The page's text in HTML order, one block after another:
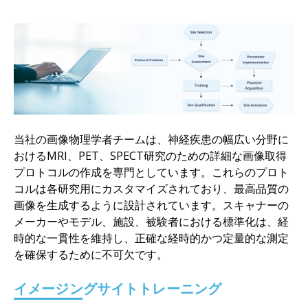
当社の画像物理学者チームは、神経疾患の幅広い分野に
おけるMRI、PET、SPECT研究のための詳細な画像取得
プロトコルの作成を専門としています。これらのプロト
コルは各研究用にカスタマイズされており、最高品質の
画像を生成するように設計されています。スキャナーの
メーカーやモデル、施設、被験者における標準化は、経
時的な一貫性を維持し、正確な経時的かつ定量的な測定
を確保するために不可欠です。
イメージングサイトトレーニング